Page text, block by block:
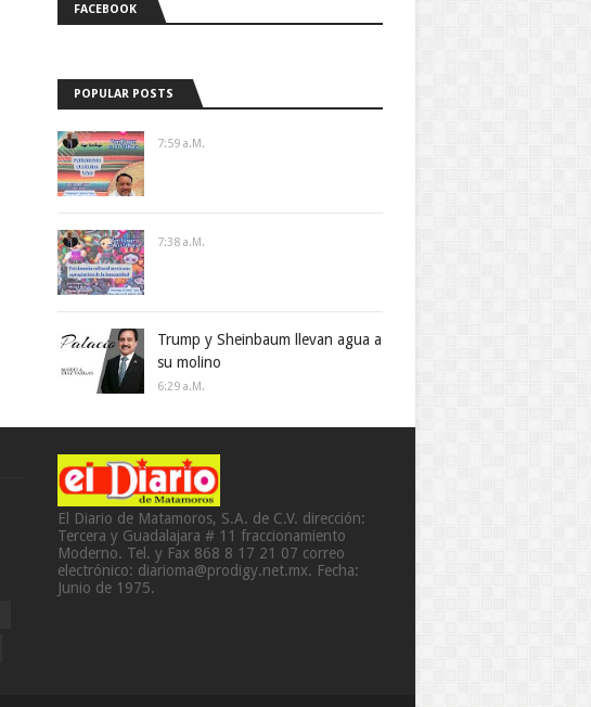
FACEBOOK
POPULAR POSTS
7:59 A.m.
7:38 A.m.
Trump y Sheinbaum llevan agua a
su molino
6:29 A.m.
El Diario de Matamoros, S.A. de C.V. dirección:
Tercera y Guadalajara # 11 fraccionamiento
Moderno. Tel. y Fax 868 8 17 21 07 correo
electrónico: diarioma@prodigy.net.mx. Fecha:
Junio de 1975.